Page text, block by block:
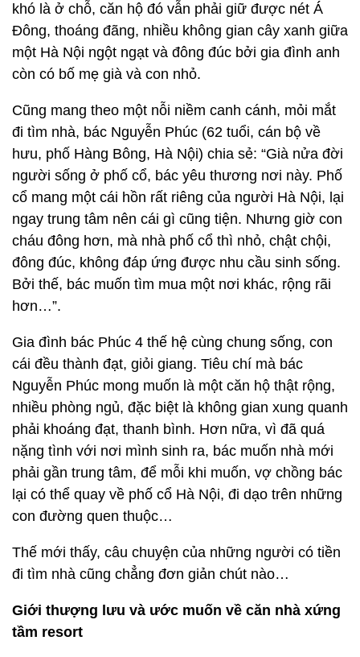
khó là ở chỗ, căn hộ đó vẫn phải giữ được nét Á
Đông, thoáng đãng, nhiều không gian cây xanh giữa
một Hà Nội ngột ngạt và đông đúc bởi gia đình anh
còn có bố mẹ già và con nhỏ.
Cũng mang theo một nỗi niềm canh cánh, mỏi mắt
đi tìm nhà, bác Nguyễn Phúc (62 tuổi, cán bộ về
hưu, phố Hàng Bông, Hà Nội) chia sẻ: “Già nửa đời
người sống ở phố cổ, bác yêu thương nơi này. Phố
cổ mang một cái hồn rất riêng của người Hà Nội, lại
ngay trung tâm nên cái gì cũng tiện. Nhưng giờ con
cháu đông hơn, mà nhà phố cổ thì nhỏ, chật chội,
đông đúc, không đáp ứng được nhu cầu sinh sống.
Bởi thế, bác muốn tìm mua một nơi khác, rộng rãi
hơn…”.
Gia đình bác Phúc 4 thế hệ cùng chung sống, con
cái đều thành đạt, giỏi giang. Tiêu chí mà bác
Nguyễn Phúc mong muốn là một căn hộ thật rộng,
nhiều phòng ngủ, đặc biệt là không gian xung quanh
phải khoáng đạt, thanh bình. Hơn nữa, vì đã quá
nặng tình với nơi mình sinh ra, bác muốn nhà mới
phải gần trung tâm, để mỗi khi muốn, vợ chồng bác
lại có thể quay về phố cổ Hà Nội, đi dạo trên những
con đường quen thuộc…
Thế mới thấy, câu chuyện của những người có tiền
đi tìm nhà cũng chẳng đơn giản chút nào…
Giới thượng lưu và ước muốn về căn nhà xứng
tầm resort